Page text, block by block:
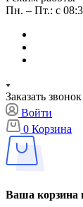
Пн. – Пт.: с
Заказать звонок
Войти
0 Корзина
Ваша корзина